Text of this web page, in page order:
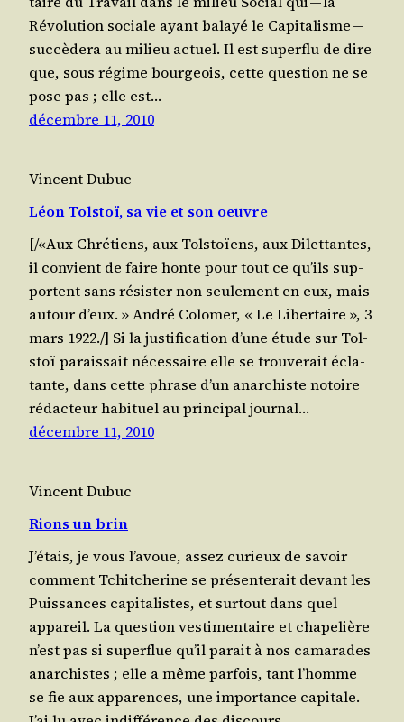
Révo­lu­tion sociale ayant balayé le Capi­ta­lisme —
suc­cè­de­ra au milieu actuel. Il est super­flu de dire
que, sous régime bour­geois, cette ques­tion ne se
pose pas ; elle est…
décembre 11, 2010
Vincent Dubuc
Léon Tolstoï, sa vie et son oeuvre
[/«Aux Chré­tiens, aux Tol­stoïens, aux Dilet­tantes,
il convient de faire honte pour tout ce qu’ils sup­
portent sans résis­ter non seule­ment en eux, mais
autour d’eux. » André Colo­mer, « Le Liber­taire », 3
mars 1922./] Si la jus­ti­fi­ca­tion d’une étude sur Tol­
stoï parais­sait néces­saire elle se trou­ve­rait écla­
tante, dans cette phrase d’un anar­chiste notoire
rédac­teur habi­tuel au prin­ci­pal jour­nal…
décembre 11, 2010
Vincent Dubuc
Rions un brin
J’étais, je vous l’avoue, assez curieux de savoir
com­ment Tchit­che­rine se pré­sen­te­rait devant les
Puis­sances capi­ta­listes, et sur­tout dans quel
appa­reil. La ques­tion ves­ti­men­taire et cha­pe­lière
n’est pas si super­flue qu’il parait à nos cama­rades
anar­chistes ; elle a même par­fois, tant l’homme
se fie aux appa­rences, une impor­tance capi­tale.